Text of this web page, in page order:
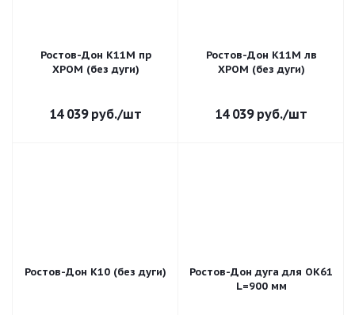
Ростов-Дон К11М пр
ХРОМ (без дуги)
14 039руб./шт
Ростов-Дон К11М лв
ХРОМ (без дуги)
14 039руб./шт
Ростов-Дон К10 (без дуги)
Ростов-Дон дуга для ОК61
L=900 мм